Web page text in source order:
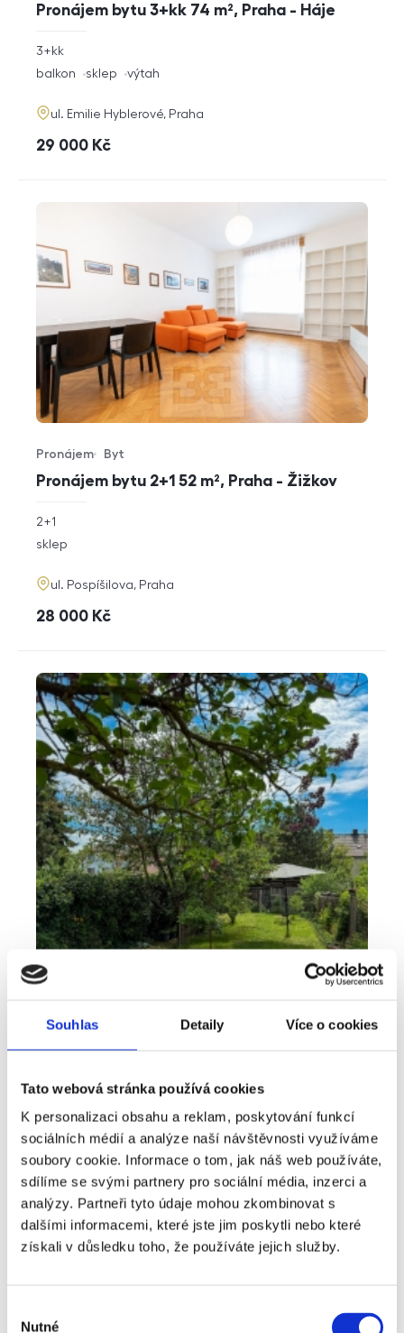
Souhlas Detaily Více o cookies
Tato webová stránka používá cookies
K personalizaci obsahu a reklam, poskytování funkcí
sociálních médií a analýze naší návštěvnosti využíváme
soubory cookie. Informace o tom, jak náš web používáte,
sdílíme se svými partnery pro sociální média, inzerci a
analýzy. Partneři tyto údaje mohou zkombinovat s
dalšími informacemi, které jste jim poskytli nebo které
získali v důsledku toho, že používáte jejich služby.
Nutné
Pronájem bytu 3+kk 74 m², Praha - Háje
rozměry
3+kk
funkce
balkon sklep výtah
adresa
ul. Emilie Hyblerové, Praha
cena
29 000 Kč
Pronájem bytu 2+1 52 m², Praha - Žižkov
Typ nabídky
Pronájem
Typ nemovitosti
Byt
rozměry
2+1
funkce
sklep
adresa
ul. Pospíšilova, Praha
cena
28 000 Kč
Bydlení, které nabízí víc než běžný byt -
pronájem 2+kk 41 m², Plzeň - Lobzy
Typ nabídky
Pronájem
Typ nemovitosti
Byt
rozměry
dispozice
cena
14 000